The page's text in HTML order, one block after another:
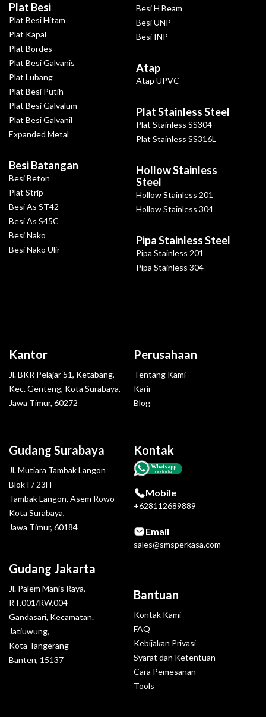
Plat Besi
Plat Besi Hitam
Plat Kapal
Plat Bordes
Plat Besi Galvanis
Plat Lubang
Plat Besi Putih
Plat Besi Galvalum
Plat Besi Galvanil
Expanded Metal
Besi Batangan
Besi Beton
Plat Strip
Besi As ST42
Besi As S45C
Besi Nako
Besi Nako Ulir
Besi H Beam
Besi UNP
Besi INP
Atap
Atap UPVC
Plat Stainless Steel
Plat Stainless SS304
Plat Stainless SS316L
Hollow Stainless
Steel
Hollow Stainless 201
Hollow Stainless 304
Pipa Stainless Steel
Pipa Stainless 201
Pipa Stainless 304
Gudang Surabaya
Jl. Mutiara Tambak Langon
Blok I / 23H
Tambak Langon, Asem Rowo
Kota Surabaya,
Jawa Timur, 60184
Gudang Jakarta
Jl. Palem Manis Raya,
RT.001/RW.004
Gandasari, Kecamatan.
Jatiuwung,
Kota Tangerang
Banten, 15137
Kantor
Jl. BKR Pelajar 51, Ketabang,
Kec. Genteng, Kota Surabaya,
Jawa Timur, 60272
Kontak
Whatsapp
click to chat
Mobile
+628112689889
Email
sales@smsperkasa.com
Perusahaan
Tentang Kami
Karir
Blog
Bantuan
Kontak Kami
FAQ
Kebijakan Privasi
Syarat dan Ketentuan
Cara Pemesanan
Tools